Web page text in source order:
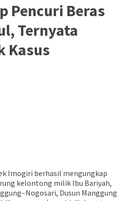
Pencuri Beras
Ternyata
Kasus
Imogiri berhasil mengungkap
kelontong milik Ibu Bariyah,
Dusun Manggung